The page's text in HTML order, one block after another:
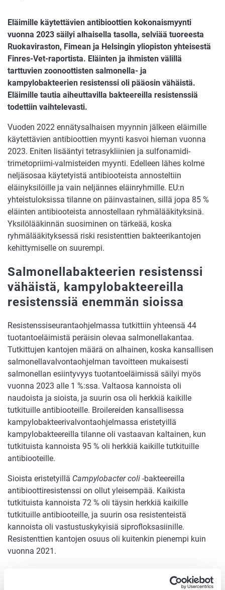
Eläimille käytettävien antibioottien kokonaismyynti
vuonna 2023 säilyi alhaisella tasolla, selviää tuoreesta
Ruokaviraston, Fimean ja Helsingin yliopiston yhteisestä
Finres-Vet-raportista. Eläinten ja ihmisten välillä
tarttuvien zoonoottisten salmonella- ja
kampylobakteerien resistenssi oli pääosin vähäistä.
Eläimille tautia aiheuttavilla bakteereilla resistenssiä
todettiin vaihtelevasti.
Vuoden 2022 ennätysalhaisen myynnin jälkeen eläimille
käytettävien antibioottien myynti kasvoi hieman vuonna
2023. Eniten lisääntyi tetrasykliinien ja sulfonamidi-
trimetopriimi-valmisteiden myynti. Edelleen lähes kolme
neljäsosaa käytetyistä antibiooteista annosteltiin
eläinyksilöille ja vain neljännes eläinryhmille. EU:n
yhteistuloksissa tilanne on päinvastainen, sillä jopa 85 %
eläinten antibiooteista annostellaan ryhmälääkityksinä.
Yksilölääkinnän suosiminen on tärkeää, koska
ryhmälääkityksessä riski resistenttien bakteerikantojen
kehittymiselle on suurempi.
Salmonellabakteerien resistenssi
vähäistä, kampylobakteereilla
resistenssiä enemmän sioissa
Resistenssiseurantaohjelmassa tutkittiin yhteensä 44
tuotantoeläimistä peräisin olevaa salmonellakantaa.
Tutkittujen kantojen määrä on alhainen, koska kansallisen
salmonellavalvontaohjelman tavoitteen mukaisesti
salmonellan esiintyvyys tuotantoeläimissä säilyi myös
vuonna 2023 alle 1 %:ssa. Valtaosa kannoista oli
naudoista ja sioista, ja suurin osa oli herkkiä kaikille
tutkituille antibiooteille. Broilereiden kansallisessa
kampylobakteerivalvontaohjelmassa eristetyillä
kampylobakteereilla tilanne oli vastaavan kaltainen, kun
tutkituista kannoista 95 % oli herkkiä kaikille tutkituille
antibiooteille.
Sioista eristetyillä Campylobacter coli -bakteereilla
antibioottiresistenssi on ollut yleisempää. Kaikista
tutkituista kannoista 72 % oli täysin herkkiä kaikille
tutkituille antibiooteille, ja suurin osa resistenteistä
kannoista oli vastustuskykyisiä siprofloksasiinille.
Resistenttien kantojen osuus oli kuitenkin pienempi kuin
vuonna 2021.